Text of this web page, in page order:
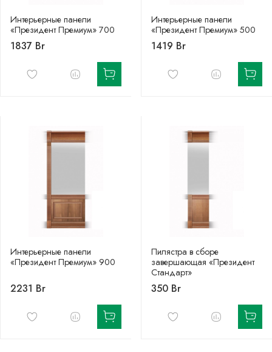
Интерьерные панели
«Президент Премиум» 700
1837 Br
Интерьерные панели
«Президент Премиум» 500
1419 Br
Интерьерные панели
«Президент Премиум» 900
2231 Br
Пилястра в сборе
завершающая «Президент
Стандарт»
350 Br